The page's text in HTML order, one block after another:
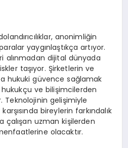
anonimliğin
yaygınlaştıkça artıyor.
alınmadan dijital dünyada
taşıyor. Şirketlerin ve
hukuki güvence sağlamak
ve bilişimcilerden
Teknolojinin gelişimiyle
bireylerin farkındalık
çalışan uzman kişilerden
olacaktır.